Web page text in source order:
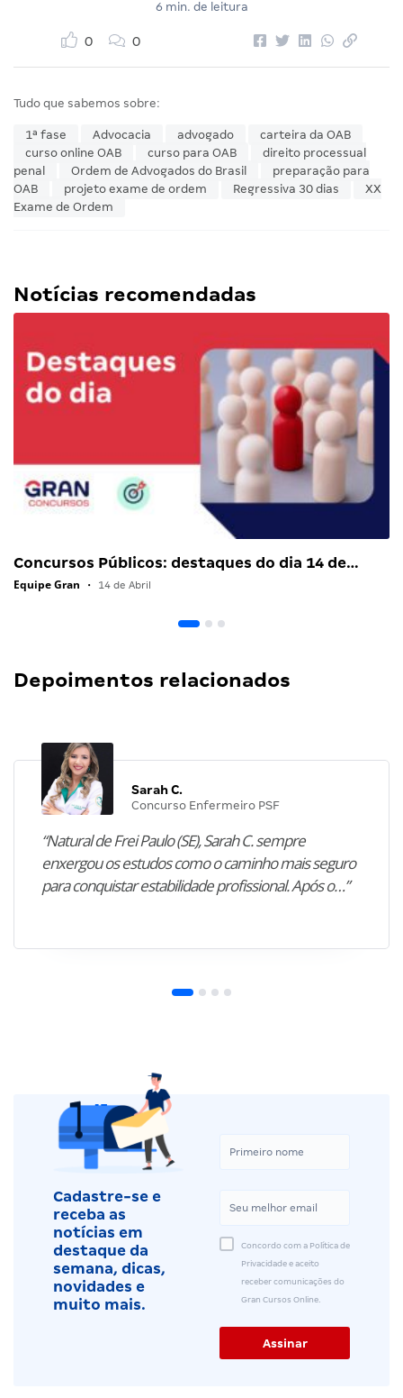
6 min. de leitura
0 0
Tudo que sabemos sobre:
1ª fase Advocacia advogado
carteira da OAB
curso online OAB
curso para OAB
direito processual
penal
Ordem de Advogados do Brasil
preparação para
OAB
projeto exame de ordem Regressiva 30 dias
XX
Exame de Ordem
Notícias recomendadas
Concursos Públicos: destaques do dia 14 de…
Equipe Gran • 14 de Abril
Depoimentos relacionados
Sarah C.
Concurso Enfermeiro PSF
“Natural de Frei Paulo (SE), Sarah C. sempre
enxergou os estudos como o caminho mais seguro
para conquistar estabilidade profissional. Após o…”
Cadastre-se e
receba as
notícias em
destaque da
semana, dicas,
novidades e
muito mais.
Concordo com a Política de
Privacidade e aceito
receber comunicações do
Gran Cursos Online.